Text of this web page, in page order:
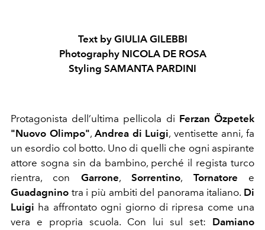
Text by GIULIA GILEBBI
Photography NICOLA DE ROSA
Styling SAMANTA PARDINI
Protagonista dell’ultima pellicola di Ferzan Özpetek
"Nuovo Olimpo",Andrea di Luigi, ventisette anni, fa
un esordio col botto. Uno di quelli che ogni aspirante
attore sogna sin da bambino, perché il regista turco
rientra, con Garrone,Sorrentino, Tornatore e
Guadagnino tra i più ambiti del panorama italiano. Di
Luigi ha affrontato ogni giorno di ripresa come una
vera e propria scuola. Con lui sul set: Damiano